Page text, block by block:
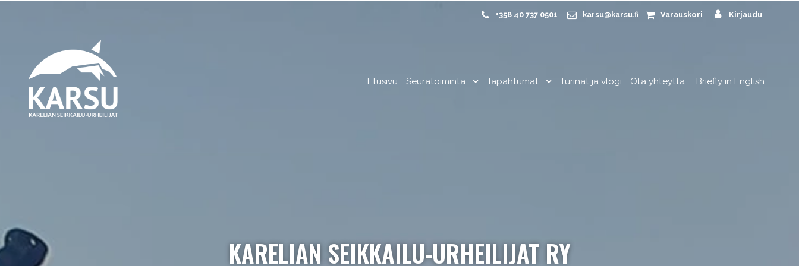
+358 40 737 0501 karsu@karsu.fi Varauskori Kirjaudu
Etusivu Seuratoiminta Tapahtumat Turinat ja vlogi Ota yhteyttä Briefly in English
KARELIAN SEIKKAILU-URHEILIJAT RY